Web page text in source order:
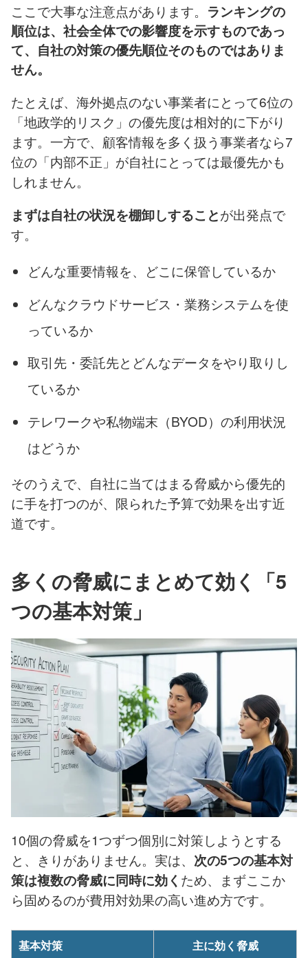
ここで大事な注意点があります。 ランキングの
順位は、社会全体での影響度を示すものであっ
て、自社の対策の優先順位そのものではありま
せん。
たとえば、海外拠点のない事業者にとって6位の
「地政学的リスク」の優先度は相対的に下がり
ます。一方で、顧客情報を多く扱う事業者なら7
位の「内部不正」が自社にとっては最優先かも
しれません。
まずは自社の状況を棚卸しすることが出発点で
す。
どんな重要情報を、どこに保管しているか
どんなクラウドサービス・業務システムを使
っているか
取引先・委託先とどんなデータをやり取りし
ているか
テレワークや私物端末（BYOD）の利用状況
はどうか
そのうえで、自社に当てはまる脅威から優先的
に手を打つのが、限られた予算で効果を出す近
道です。
多くの脅威にまとめて効く「5
つの基本対策」
10個の脅威を1つずつ個別に対策しようとする
と、きりがありません。実は、 次の5つの基本対
策は複数の脅威に同時に効く ため、まずここか
ら固めるのが費用対効果の高い進め方です。
基本対策 主に効く脅威